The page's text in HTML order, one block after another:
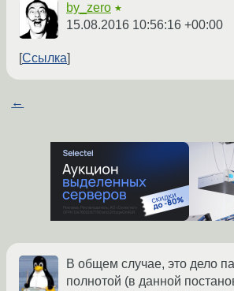
by_zero ★
15.08.2016 10:56:16 +00:00
Ссылка
←
В общем случае, это дело
полнотой (в данной